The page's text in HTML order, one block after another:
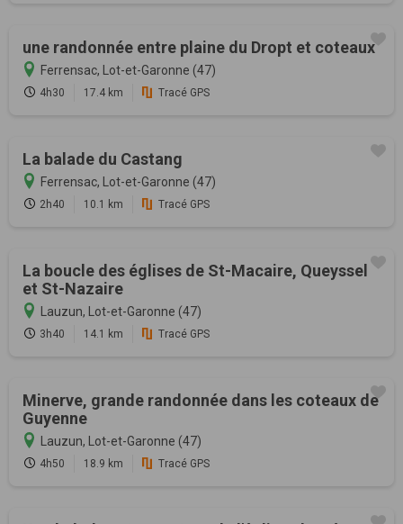
une randonnée entre plaine du Dropt et coteaux
Ferrensac, Lot-et-Garonne (47)
4h30 17.4 km Tracé GPS
La balade du Castang
Ferrensac, Lot-et-Garonne (47)
2h40 10.1 km Tracé GPS
La boucle des églises de St-Macaire, Queyssel
et St-Nazaire
Lauzun, Lot-et-Garonne (47)
3h40 14.1 km Tracé GPS
Minerve, grande randonnée dans les coteaux de
Guyenne
Lauzun, Lot-et-Garonne (47)
4h50 18.9 km Tracé GPS